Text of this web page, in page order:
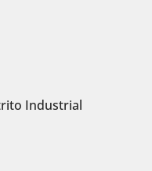
Industrial